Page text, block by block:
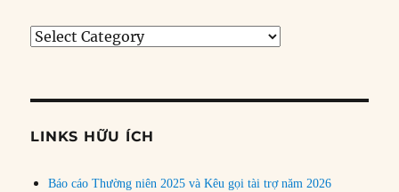
Tìm
đề
LINKS HỮU ÍCH
Báo cáo Thường niên 2025 và Kêu gọi tài trợ năm 2026